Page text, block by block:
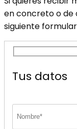
en concreto o de
siguiente
Tus datos